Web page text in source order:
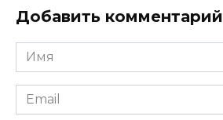
Добавить комментарий
Имя
*
Email
*